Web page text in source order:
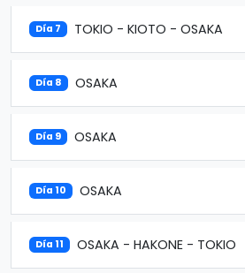
Día 7 TOKIO - KIOTO - OSAKA
Día 8 OSAKA
Día 9 OSAKA
Día 10 OSAKA
Día 11 OSAKA - HAKONE - TOKIO